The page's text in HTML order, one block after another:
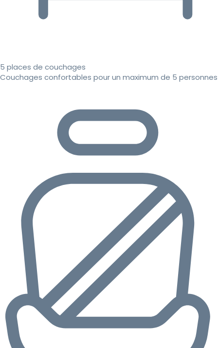
5 places de couchages
Couchages confortables pour un maximum de 5 personnes